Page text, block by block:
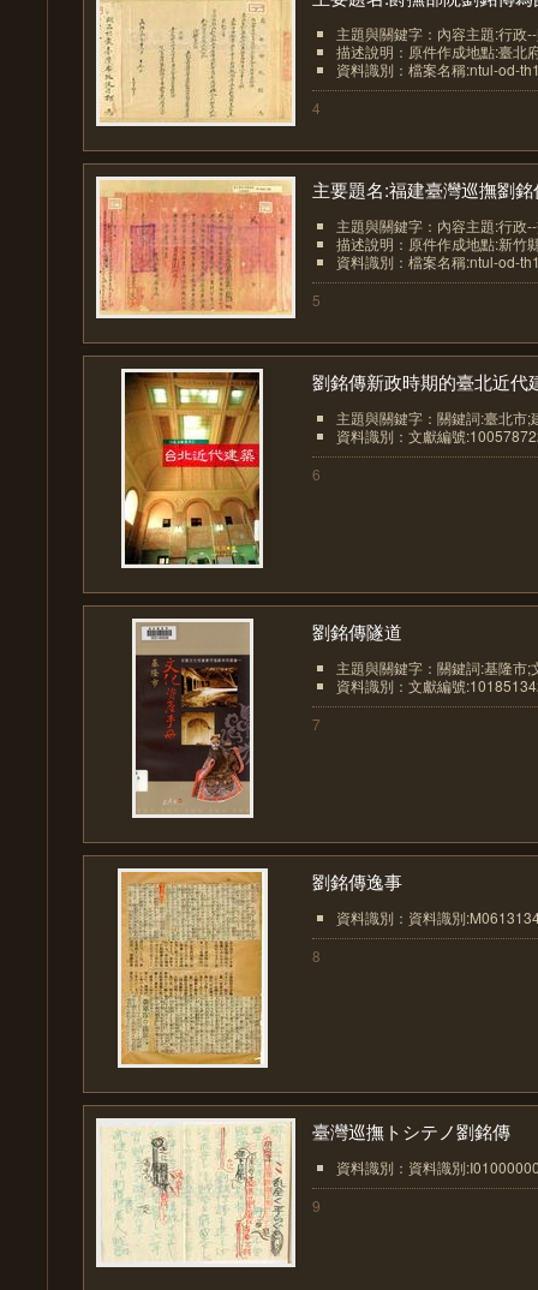
主題與關鍵字：內容主題:行政
描述說明：原件作成地點:臺北
資料識別：檔案名稱:ntul-od-
4
主要題名:福建臺灣巡撫劉銘
主題與關鍵字：內容主題:行政
描述說明：原件作成地點:新竹
資料識別：檔案名稱:ntul-od-
5
劉銘傳新政時期的臺北近代
主題與關鍵字：關鍵詞:臺北市;
資料識別：文獻編號
6
劉銘傳隧道
主題與關鍵字：關鍵詞:基隆市;
資料識別：文獻編號
7
劉銘傳逸事
資料識別：資料識別
8
臺灣巡撫トシテノ劉銘傳
資料識別：資料識別
9